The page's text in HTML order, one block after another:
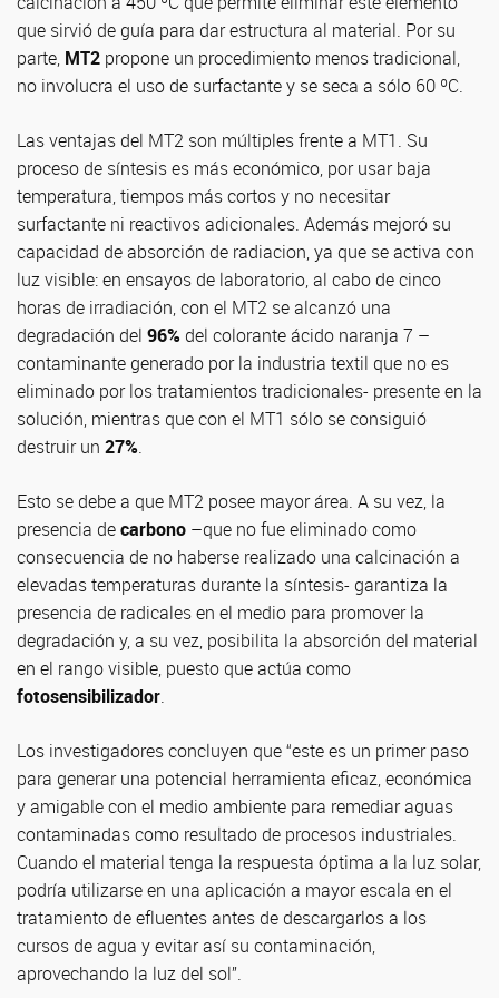
que sirvió de guía para dar estructura al material. Por su
parte, MT2 propone un procedimiento menos tradicional,
no involucra el uso de surfactante y se seca a sólo 60 ºC.
Las ventajas del MT2 son múltiples frente a MT1. Su
proceso de síntesis es más económico, por usar baja
temperatura, tiempos más cortos y no necesitar
surfactante ni reactivos adicionales. Además mejoró su
capacidad de absorción de radiacion, ya que se activa con
luz visible: en ensayos de laboratorio, al cabo de cinco
horas de irradiación, con el MT2 se alcanzó una
degradación del 96%del colorante ácido naranja 7 –
contaminante generado por la industria textil que no es
eliminado por los tratamientos tradicionales- presente en la
solución, mientras que con el MT1 sólo se consiguió
destruir un 27%.
Esto se debe a que MT2 posee mayor área. A su vez, la
presencia decarbono –que no fue eliminado como
consecuencia de no haberse realizado una calcinación a
elevadas temperaturas durante la síntesis- garantiza la
presencia de radicales en el medio para promover la
degradación y, a su vez, posibilita la absorción del material
en el rango visible, puesto que actúa como
fotosensibilizador.
Los investigadores concluyen que “este es un primer paso
para generar una potencial herramienta eficaz, económica
y amigable con el medio ambiente para remediar aguas
contaminadas como resultado de procesos industriales.
Cuando el material tenga la respuesta óptima a la luz solar,
podría utilizarse en una aplicación a mayor escala en el
tratamiento de efluentes antes de descargarlos a los
cursos de agua y evitar así su contaminación,
aprovechando la luz del sol”.